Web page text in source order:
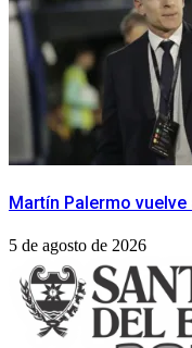
Martín Palermo vuelve
5 de agosto de 2026